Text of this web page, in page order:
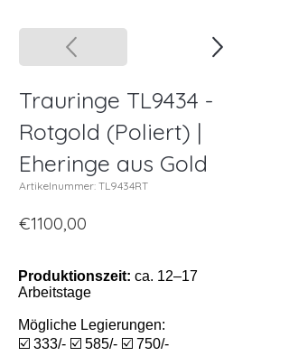
Trauringe TL9434 -
Rotgold (Poliert) |
Eheringe aus Gold
Artikelnummer: TL9434RT
€1100,00
Produktionszeit: ca. 12–17
Arbeitstage
Mögliche Legierungen:
☑️ 333/- ☑️ 585/- ☑️ 750/-